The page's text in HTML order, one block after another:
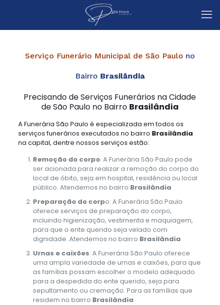
Serviço Funerário Municipal de São Paulo no
Bairro Brasilândia
Precisando de Serviços Funerários na Cidade
de São Paulo no Bairro Brasilândia
A Funerária São Paulo é especializada em todos os
serviços funerários executados no bairro Brasilândia
na capital, dentre nossos serviços estão:
Remoção do corpo: A Funerária São Paulo pode
ser acionada para realizar a remoção do corpo do
local de óbito, seja em hospital, residência ou local
público. Atendemos no bairro Brasilândia
Preparação do corpo: A Funerária São Paulo
oferece serviços de preparação do corpo,
incluindo higienização, vestimenta e maquiagem,
para que o ente querido seja velado com
dignidade. Atendemos no bairro Brasilândia
Urnas e caixões: A Funerária São Paulo oferece
uma ampla variedade de urnas e caixões, para que
as famílias possam escolher o modelo adequado
para a despedida do ente querido, seja para
sepultamento ou cremação. Para as famílias que
residem no bairro Brasilândia